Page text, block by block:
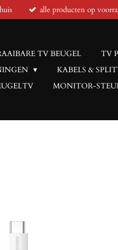
alle producten op
TV BEUGEL TV
KABELS &
MONITOR-